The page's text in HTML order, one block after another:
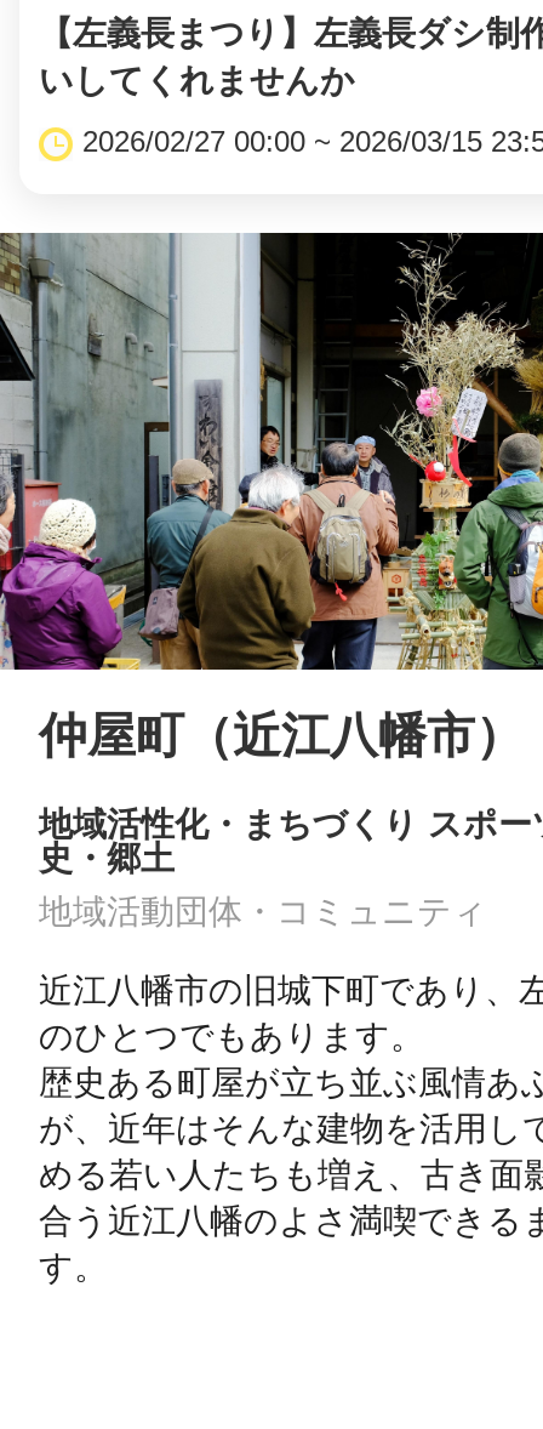
【左義長まつり】左義長ダシ制
いしてくれませんか
2026/02/27 00:00 ~ 2026/03/15
仲屋町（近江八幡市）
地域活性化・まちづくり スポ
史・郷土
地域活動団体・コミュニティ
近江八幡市の旧城下町であり、
のひとつでもあります。
歴史ある町屋が立ち並ぶ風情あ
が、近年はそんな建物を活用し
める若い人たちも増え、古き面
合う近江八幡のよさ満喫できる
す。